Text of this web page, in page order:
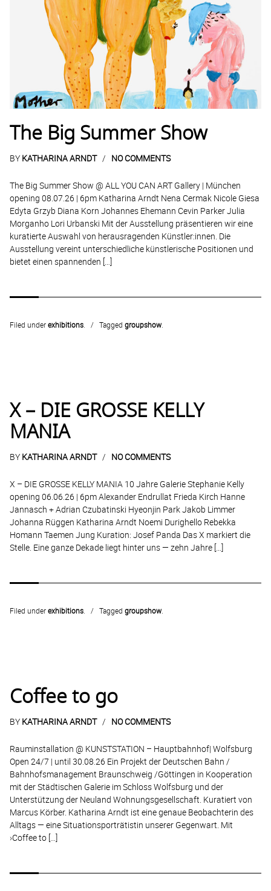
The Big Summer Show
BY KATHARINA ARNDT NO COMMENTS
The Big Summer Show @ ALL YOU CAN ART Gallery | München
opening 08.07.26 | 6pm Katharina Arndt Nena Cermak Nicole Giesa
Edyta Grzyb Diana Korn Johannes Ehemann Cevin Parker Julia
Morganho Lori Urbanski Mit der Ausstellung präsentieren wir eine
kuratierte Auswahl von herausragenden Künstler:innen. Die
Ausstellung vereint unterschiedliche künstlerische Positionen und
bietet einen spannenden […]
Filed underexhibitions Taggedgroupshow
X – DIE GROSSE KELLY
MANIA
BY KATHARINA ARNDT NO COMMENTS
X – DIE GROSSE KELLY MANIA 10 Jahre Galerie Stephanie Kelly
opening 06.06.26 | 6pm Alexander Endrullat Frieda Kirch Hanne
Jannasch + Adrian Czubatinski Hyeonjin Park Jakob Limmer
Johanna Rüggen Katharina Arndt Noemi Durighello Rebekka
Homann Taemen Jung Kuration: Josef Panda Das X markiert die
Stelle. Eine ganze Dekade liegt hinter uns — zehn Jahre […]
Filed underexhibitions Taggedgroupshow
Coffee to go
BY KATHARINA ARNDT NO COMMENTS
Rauminstallation @ KUNSTSTATION – Hauptbahnhof| Wolfsburg
Open 24/7 | until 30.08.26 Ein Projekt der Deutschen Bahn /
Bahnhofsmanagement Braunschweig /Göttingen in Kooperation
mit der Städtischen Galerie im Schloss Wolfsburg und der
Unterstützung der Neuland Wohnungsgesellschaft. Kuratiert von
Marcus Körber. Katharina Arndt ist eine genaue Beobachterin des
Alltags — eine Situationsporträtistin unserer Gegenwart. Mit
›Coffee to […]